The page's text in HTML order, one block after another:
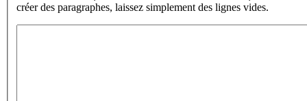
créer des paragraphes, laissez simplement des lignes vides.